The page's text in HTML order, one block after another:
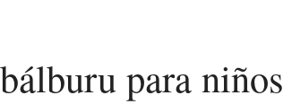
para niños